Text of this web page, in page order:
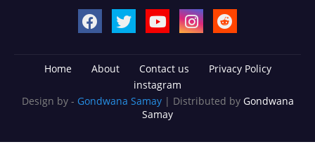
Home About Contact us
Privacy Policy
instagram
Design by - Gondwana Samay | Distributed by Gondwana
Samay